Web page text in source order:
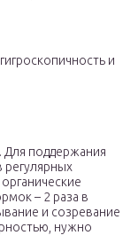
и
Для поддержания
регулярных
– 2 раза в
и созревание
нужно